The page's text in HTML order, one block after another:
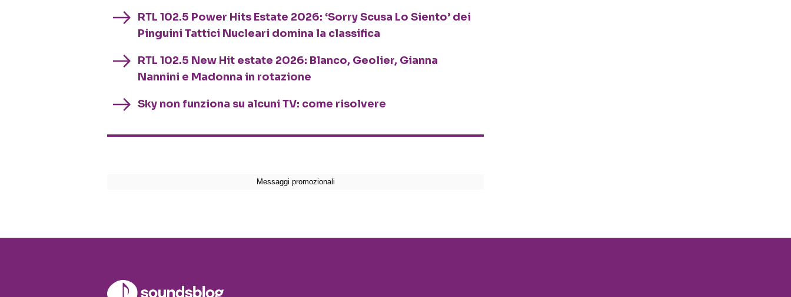
RTL 102.5 Power Hits Estate 2026: ‘Sorry Scusa Lo Siento’ dei
Pinguini Tattici Nucleari domina la classifica
RTL 102.5 New Hit estate 2026: Blanco, Geolier, Gianna
Nannini e Madonna in rotazione
Sky non funziona su alcuni TV: come risolvere